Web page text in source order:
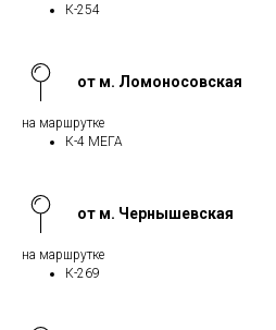
К-254
от м. Ломоносовская
на маршрутке
К-4 МЕГА
от м. Чернышевская
на маршрутке
К-269